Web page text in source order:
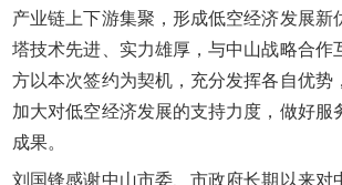
产业链上下游集聚，形成低空经济发展
塔技术先进、实力雄厚，与中山战略合
方以本次签约为契机，充分发挥各自优
加大对低空经济发展的支持力度，做好
成果。
刘国锋感谢中山市委、市政府长期以来